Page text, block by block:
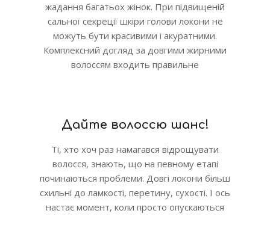
жадання багатьох жінок. При підвищеній
сальної секреції шкіри голови локони не
можуть бути красивими і акуратними.
Комплексний догляд за довгими жирними
волоссям входить правильне
Дайте волоссю шанс!
Ті, хто хоч раз намагався відрощувати
волосся, знають, що на певному етапі
починаються проблеми. Довгі локони більш
схильні до ламкості, перетину, сухості. І ось
настає момент, коли просто опускаються